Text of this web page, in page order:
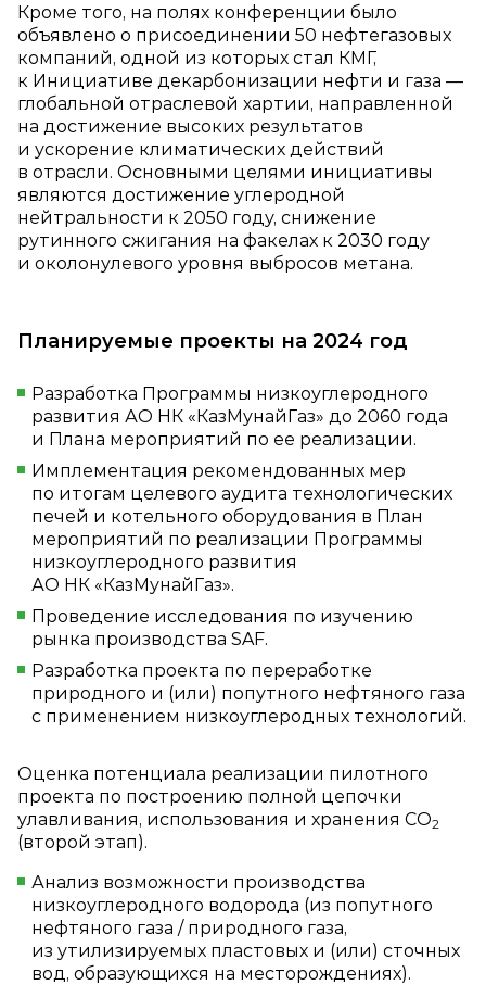
Кроме того, на полях конференции было
объявлено о присоединении 50 нефтегазовых
компаний, одной из которых стал КМГ,
к Инициативе декарбонизации нефти и газа —
глобальной отраслевой хартии, направленной
на достижение высоких результатов
и ускорение климатических действий
в отрасли. Основными целями инициативы
являются достижение углеродной
нейтральности к 2050 году, снижение
рутинного сжигания на факелах к 2030 году
и околонулевого уровня выбросов метана.
Планируемые проекты на 2024 год
Разработка Программы низкоуглеродного
развития АО НК «КазМунайГаз» до 2060 года
и Плана мероприятий по ее реализации.
Имплементация рекомендованных мер
по итогам целевого аудита технологических
печей и котельного оборудования в План
мероприятий по реализации Программы
низкоуглеродного развития
АО НК «КазМунайГаз».
Проведение исследования по изучению
рынка производства SAF.
Разработка проекта по переработке
природного и (или) попутного нефтяного газа
с применением низкоуглеродных технологий.
Оценка потенциала реализации пилотного
проекта по построению полной цепочки
улавливания, использования и хранения CO2
(второй этап).
Анализ возможности производства
низкоуглеродного водорода (из попутного
нефтяного газа / природного газа,
из утилизируемых пластовых и (или) сточных
вод, образующихся на месторождениях).